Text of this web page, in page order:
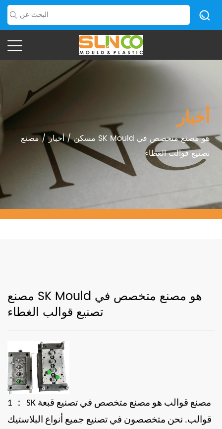
أخبار
مسكن/أخبار/مصنع SK Mould هو مصنع متخصص في
تصنيع قوالب الغطاء
مصنع SK Mould هو مصنع متخصص في
تصنيع قوالب الغطاء
1 ： SK مصنع قوالب هو مصنع متخصص في تصنيع قبعة
قوالب. نحن متخصصون في تصنيع جميع أنواع البلاستيك